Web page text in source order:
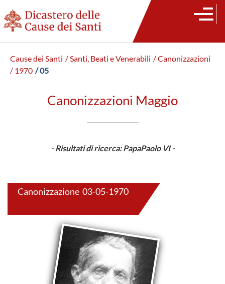
Cause dei Santi / Santi, Beati e Venerabili / Canonizzazioni
/ 1970 / 05
Canonizzazioni Maggio
- Risultati di ricerca: PapaPaolo VI -
Canonizzazione 03-05-1970